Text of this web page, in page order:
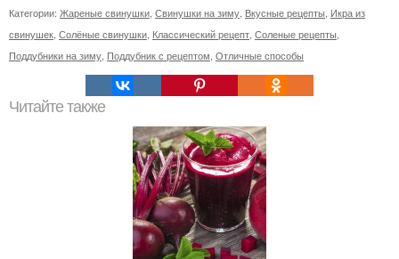
Категории: Жареные свинушки Свинушки на зиму Вкусные рецепты Икра из
свинушек Солёные свинушки Классический рецепт Соленые рецепты
Поддубники на зиму Поддубник с рецептом Отличные способы
Читайте также